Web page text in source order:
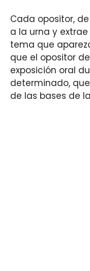
Cada opositor,
a la urna y
tema que
que el opositor
exposición oral
determinado,
de las bases de